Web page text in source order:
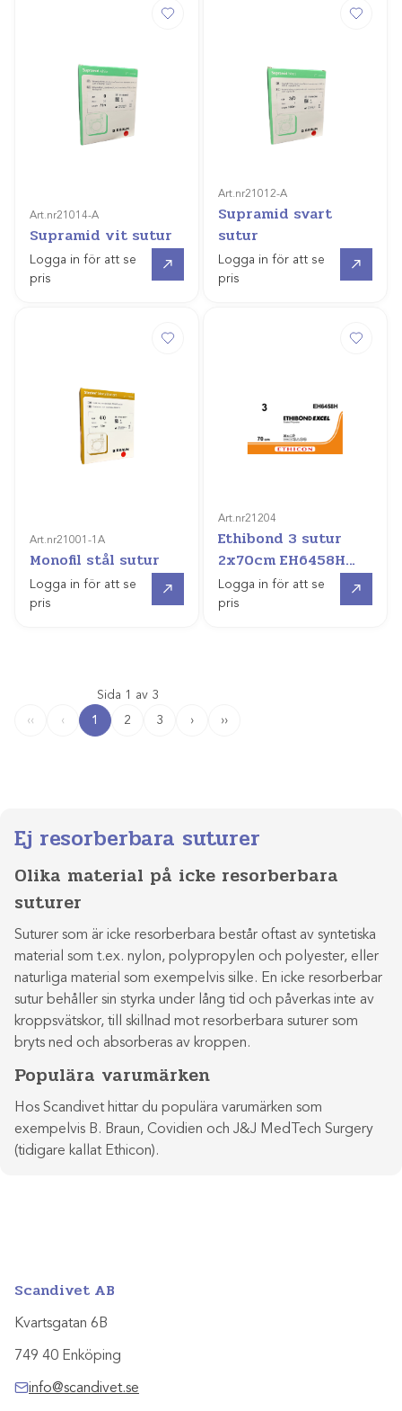
Art.nr21014-A
Supramid vit sutur
Logga in för att se
pris
Art.nr21012-A
Supramid svart
sutur
Logga in för att se
pris
Art.nr21001-1A
Monofil stål sutur
Logga in för att se
pris
Art.nr21204
Ethibond 3 sutur
2x70cm EH6458H
/3dz
Logga in för att se
pris
Sida 1 av 3
‹‹
‹ 1 2 3 › ››
Ej resorberbara suturer
Olika material på icke resorberbara
suturer
Suturer som är icke resorberbara består oftast av syntetiska
material som t.ex. nylon, polypropylen och polyester, eller
naturliga material som exempelvis silke. En icke resorberbar
sutur behåller sin styrka under lång tid och påverkas inte av
kroppsvätskor, till skillnad mot resorberbara suturer som
bryts ned och absorberas av kroppen.
Populära varumärken
Hos Scandivet hittar du populära varumärken som
exempelvis B. Braun, Covidien och J&J MedTech Surgery
(tidigare kallat Ethicon).
Scandivet AB
Kvartsgatan 6B
749 40 Enköping
info@scandivet.se